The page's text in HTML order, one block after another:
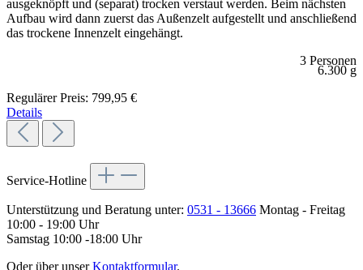
ausgeknöpft und (separat) trocken verstaut werden. Beim nächsten
Aufbau wird dann zuerst das Außenzelt aufgestellt und anschließend
das trockene Innenzelt eingehängt.
3 Personen
6.300 g
Regulärer Preis: 799,95 €
Details
Service-Hotline
Unterstützung und Beratung unter: 0531 - 13666 Montag - Freitag
10:00 - 19:00 Uhr
Samstag 10:00 -18:00 Uhr
Oder über unserKontaktformular.